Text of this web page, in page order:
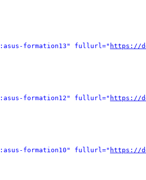
formation13" fullurl=" https://
formation12" fullurl=" https://
formation10" fullurl=" https://